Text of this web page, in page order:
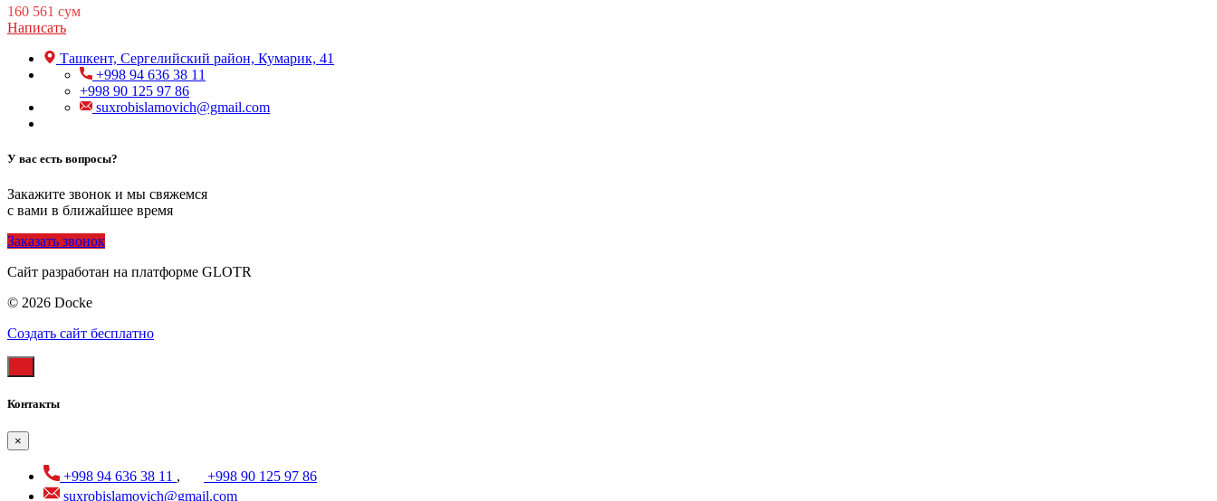
160 561 сум
Написать
Ташкент, Сергелийский район, Кумарик, 41
+998 94 636 38 11
+998 90 125 97 86
suxrobislamovich@gmail.com
У вас есть вопросы?
Закажите звонок и мы свяжемся
с вами в ближайшее время
Заказать звонок
Сайт разработан на платформе GLOTR
© 2026 Docke
Создать cайт бесплатно
Контакты
×
+998 94 636 38 11 ,
+998 90 125 97 86
suxrobislamovich@gmail.com